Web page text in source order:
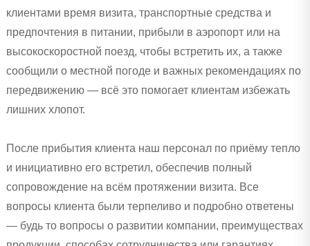
клиентами время визита, транспортные средства и
предпочтения в питании, прибыли в аэропорт или на
высокоскоростной поезд, чтобы встретить их, а также
сообщили о местной погоде и важных рекомендациях по
передвижению — всё это помогает клиентам избежать
лишних хлопот.
После прибытия клиента наш персонал по приёму тепло
и инициативно его встретил, обеспечив полный
сопровождение на всём протяжении визита. Все
вопросы клиента были терпеливо и подробно ответены
— будь то вопросы о развитии компании, преимуществах